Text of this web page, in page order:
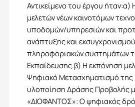
Αντικείμενο του έργου ήταν:α)
μελετών νέων καινοτόμων
υποδομών/υπηρεσιών και
ανάπτυξης και
πληροφοριακών συστημάτων
Εκπαίδευσης.β) Η εκπόνηση
Ψηφιακό Μετασχηματισμό της
υλοποίηση Δράσης Προβολής
«ΔΙΟΦΑΝΤΟΣ»: Ο ψηφιακός